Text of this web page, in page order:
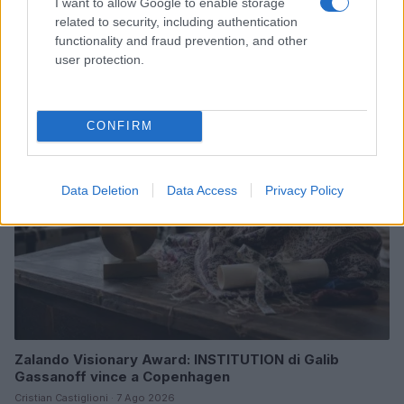
related to security, including authentication
functionality and fraud prevention, and other
user protection.
CONFIRM
Data Deletion Data Access Privacy Policy
Come abbinare le scarpe arancioni: consigli e
ispirazioni per l’estate 2026
Beatrice Bonaventura · 7 Ago 2026
Zalando Visionary Award: INSTITUTION di Galib
Gassanoff vince a Copenhagen
Cristian Castiglioni · 7 Ago 2026